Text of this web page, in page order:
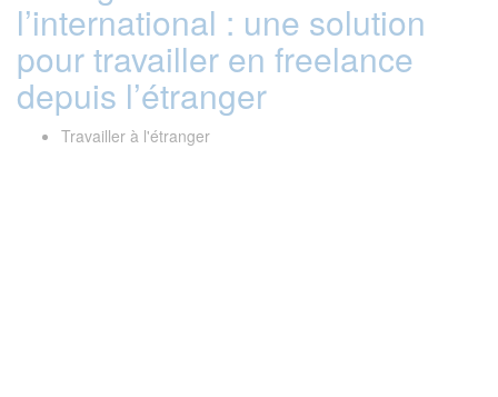
l’international : une solution
pour travailler en freelance
depuis l’étranger
Travailler à l'étranger